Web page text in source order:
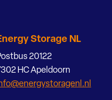
Storage NL
20122
HC Apeldoorn